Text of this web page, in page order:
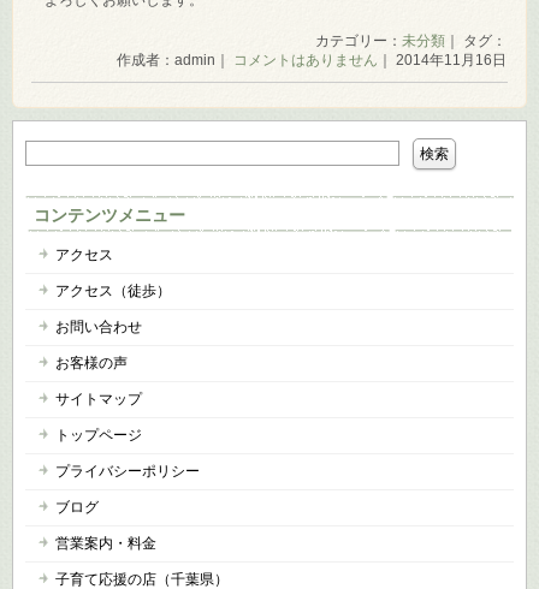
カテゴリー： 未分類｜ タグ：
作成者：admin｜
コメントはありません ｜ 2014年11月16日
コンテンツメニュー
アクセス
アクセス（徒歩）
お問い合わせ
お客様の声
サイトマップ
トップページ
プライバシーポリシー
ブログ
営業案内・料金
子育て応援の店（千葉県）